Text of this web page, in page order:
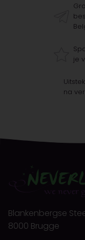
je
na
Blankenbergse
8000 Brugge